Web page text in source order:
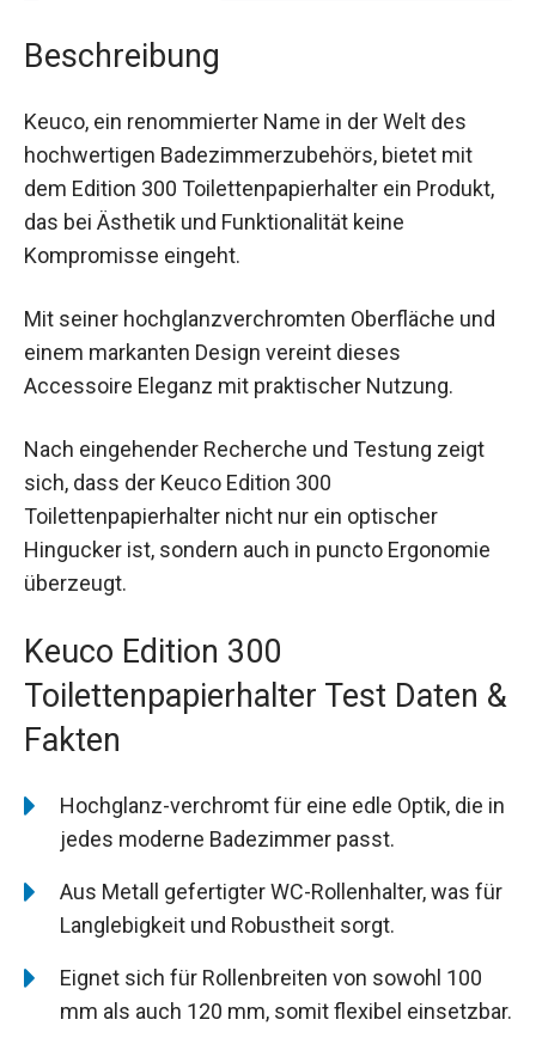
Beschreibung
Keuco, ein renommierter Name in der Welt des
hochwertigen Badezimmerzubehörs, bietet mit
dem Edition 300 Toilettenpapierhalter ein Produkt,
das bei Ästhetik und Funktionalität keine
Kompromisse eingeht.
Mit seiner hochglanzverchromten Oberfläche und
einem markanten Design vereint dieses
Accessoire Eleganz mit praktischer Nutzung.
Nach eingehender Recherche und Testung zeigt
sich, dass der Keuco Edition 300
Toilettenpapierhalter nicht nur ein optischer
Hingucker ist, sondern auch in puncto Ergonomie
überzeugt.
Keuco Edition 300
Toilettenpapierhalter Test Daten &
Fakten
Hochglanz-verchromt für eine edle Optik, die in
jedes moderne Badezimmer passt.
Aus Metall gefertigter WC-Rollenhalter, was für
Langlebigkeit und Robustheit sorgt.
Eignet sich für Rollenbreiten von sowohl 100
mm als auch 120 mm, somit flexibel einsetzbar.